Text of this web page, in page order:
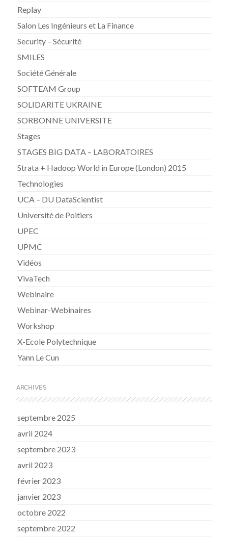
Replay
Salon Les Ingénieurs et La Finance
Security – Sécurité
SMILES
Société Générale
SOFTEAM Group
SOLIDARITE UKRAINE
SORBONNE UNIVERSITE
Stages
STAGES BIG DATA – LABORATOIRES
Strata + Hadoop World in Europe (London) 2015
Technologies
UCA – DU DataScientist
Université de Poitiers
UPEC
UPMC
Vidéos
VivaTech
Webinaire
Webinar-Webinaires
Workshop
X-Ecole Polytechnique
Yann Le Cun
ARCHIVES
septembre 2025
avril 2024
septembre 2023
avril 2023
février 2023
janvier 2023
octobre 2022
septembre 2022